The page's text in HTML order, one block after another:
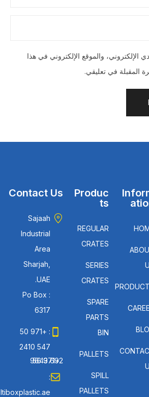
والموقع الإلكتروني في هذا
المقبلة في تعليقي.
Produc
ts
REGULAR
CRATES
SERIES
CRATES
SPARE
PARTS
BIN
PALLETS
SPILL
PALLETS
Contact Us
Sajaah
Industrial
Area
Sharjah,
UAE.
Po Box :
6317
: +971 50
547 2410
: +971 56 692 9643
: